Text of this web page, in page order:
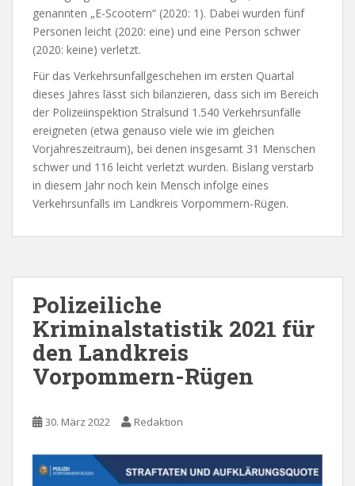
genannten „E-Scootern“ (2020: 1). Dabei wurden fünf
Personen leicht (2020: eine) und eine Person schwer
(2020: keine) verletzt.
Für das Verkehrsunfallgeschehen im ersten Quartal
dieses Jahres lässt sich bilanzieren, dass sich im Bereich
der Polizeiinspektion Stralsund 1.540 Verkehrsunfälle
ereigneten (etwa genauso viele wie im gleichen
Vorjahreszeitraum), bei denen insgesamt 31 Menschen
schwer und 116 leicht verletzt wurden. Bislang verstarb
in diesem Jahr noch kein Mensch infolge eines
Verkehrsunfalls im Landkreis Vorpommern-Rügen.
Polizeiliche
Kriminalstatistik 2021 für
den Landkreis
Vorpommern-Rügen
30. März 2022 Redaktion